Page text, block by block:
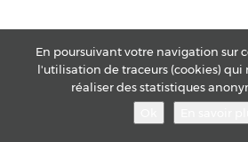
En poursuivant votre navigation sur
l'utilisation de traceurs (cookies)
réaliser des statistiques